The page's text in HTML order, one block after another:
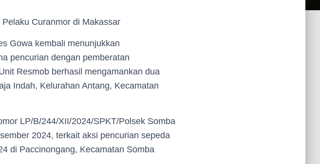
Curanmor di Makassar
Gowa kembali menunjukkan
pencurian dengan pemberatan
Resmob berhasil mengamankan dua
Indah, Kelurahan Antang, Kecamatan
LP/B/244/XII/2024/SPKT/Polsek Somba
2024, terkait aksi pencurian sepeda
di Paccinongang, Kecamatan Somba